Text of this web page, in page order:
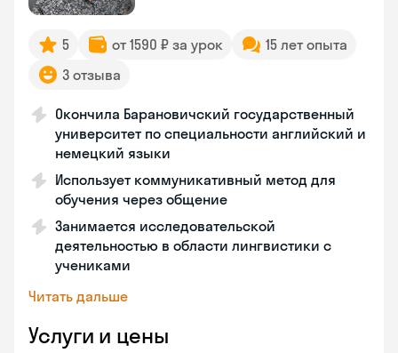
5 от 1590 ₽ за урок
15 лет опыта
3 отзыва
Окончила Барановичский государственный
университет по специальности английский и
немецкий языки
Использует коммуникативный метод для
обучения через общение
Занимается исследовательской
деятельностью в области лингвистики с
учениками
Читать дальше
Услуги и цены